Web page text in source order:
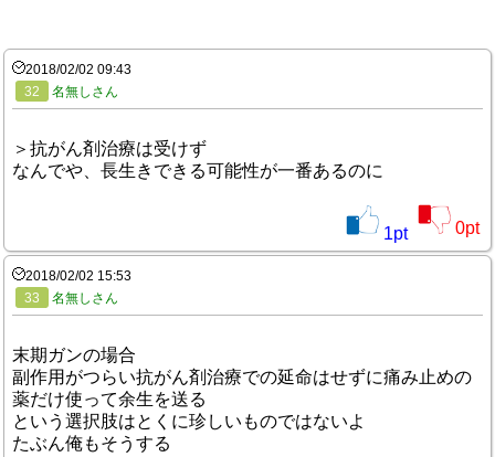
2018/02/02 09:43
32
名無しさん
＞抗がん剤治療は受けず
なんでや、長生きできる可能性が一番あるのに
1pt 0pt
2018/02/02 15:53
33
名無しさん
末期ガンの場合
副作用がつらい抗がん剤治療での延命はせずに痛み止めの
薬だけ使って余生を送る
という選択肢はとくに珍しいものではないよ
たぶん俺もそうする